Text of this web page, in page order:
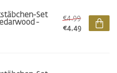
Set
-
€4,99
€4,49